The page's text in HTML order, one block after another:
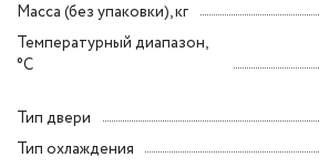
Масса (без упаковки), кг
Температурный диапазон,
°C
Тип двери
Тип охлаждения